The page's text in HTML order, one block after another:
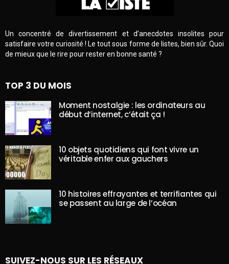
Un concentré de divertissement et d’anecdotes insolites pour
satisfaire votre curiosité ! Le tout sous forme de listes, bien sûr. Quoi
de mieux que le rire pour rester en bonne santé ?
TOP 3 DU MOIS
Moment nostalgie : les ordinateurs au
début d’internet, c’était ça !
10 objets quotidiens qui font vivre un
véritable enfer aux gauchers
10 histoires effrayantes et terrifiantes qui
se passent au large de l’océan
SUIVEZ-NOUS SUR LES RÉSEAUX